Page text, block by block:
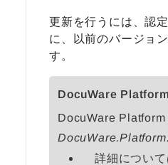
更新を行うには、認
に、以前のバージョ
す。
DocuWare
DocuWare Platform
詳細について